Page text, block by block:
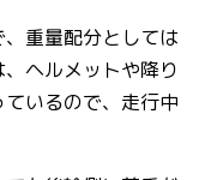
重量配分としては
ヘルメットや降り
いるので、走行中